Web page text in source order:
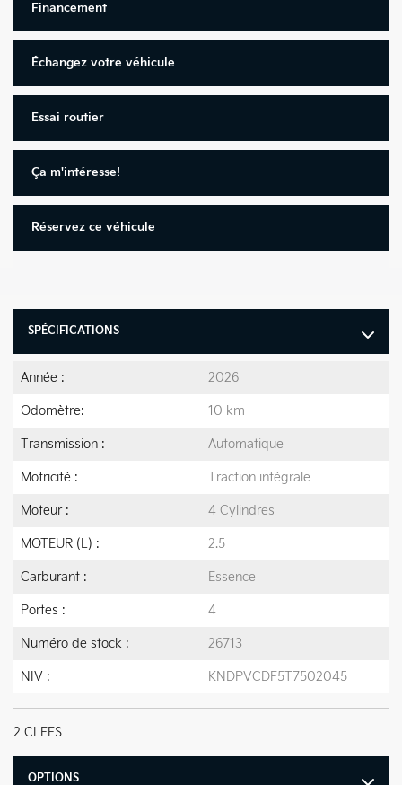
SPÉCIFICATIONS
Année : 2026
Odomètre: 10 km
Transmission : Automatique
Motricité : Traction intégrale
Moteur : 4 Cylindres
MOTEUR (L) : 2.5
Carburant : Essence
Portes : 4
Numéro de stock : 26713
NIV : KNDPVCDF5T7502045
2 CLEFS
OPTIONS
Financement
Échangez votre véhicule
Essai routier
Ça m'intéresse!
Réservez ce véhicule